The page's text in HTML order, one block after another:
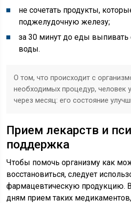
не сочетать продукты,
поджелудочную железу;
за 30 минут до еды выпивать
воды.
О том, что происходит с
необходимых процедур, человек
через месяц: его состояние
Прием лекарств и
поддержка
Чтобы помочь организму как
восстановиться, следует
фармацевтическую продукцию.
дням прием таких